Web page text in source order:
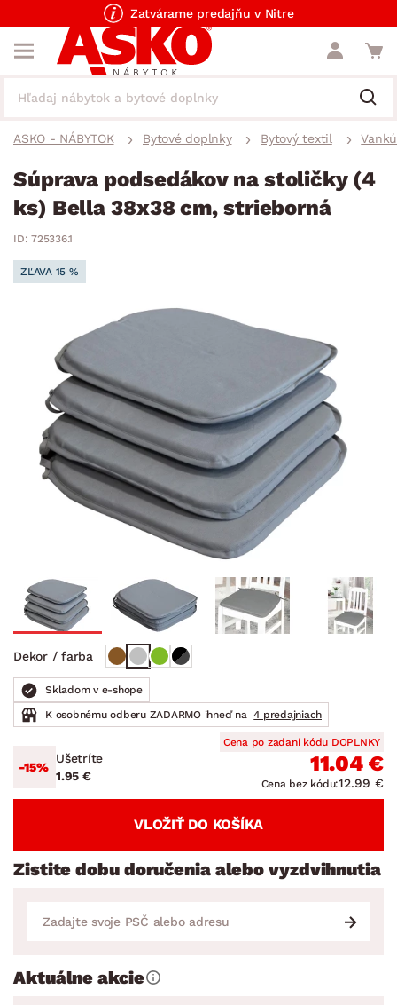
Zatvárame predajňu v Nitre
ASKO - NÁBYTOK Bytové doplnky Bytový textil
Súprava podsedákov na stoličky (4
ks) Bella 38x38 cm, strieborná
ID: 725336.1
ZĽAVA 15 %
Dekor / farba
Skladom v e-shope
K osobnému odberu ZADARMO ihneď na 4 predajniach
-15%
Ušetríte
1.95 €
Cena po zadaní kódu DOPLNKY
11.04 €
Cena bez kódu:12.99 €
VLOŽIŤ DO KOŠÍKA
Zistite dobu doručenia alebo vyzdvihnutia
Aktuálne akcie